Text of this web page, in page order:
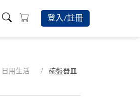
登入/註冊
用生活 碗盤器皿